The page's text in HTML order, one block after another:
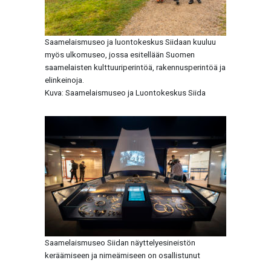
Saamelaismuseo ja luontokeskus Siidaan kuuluu
myös ulkomuseo, jossa esitellään Suomen
saamelaisten kulttuuriperintöä, rakennusperintöä ja
elinkeinoja.
Kuva: Saamelaismuseo ja Luontokeskus Siida
Saamelaismuseo Siidan näyttelyesineistön
keräämiseen ja nimeämiseen on osallistunut